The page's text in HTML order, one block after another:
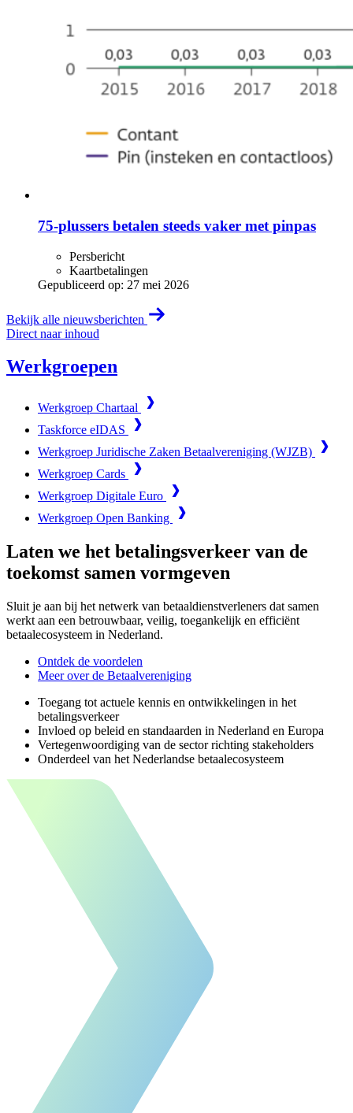
75-plussers betalen steeds vaker met pinpas
Persbericht
Kaartbetalingen
Gepubliceerd op: 27 mei 2026
Bekijk alle nieuwsberichten
Direct naar inhoud
Werkgroepen
Werkgroep Chartaal
Taskforce eIDAS
Werkgroep Juridische Zaken Betaalvereniging (WJZB)
Werkgroep Cards
Werkgroep Digitale Euro
Werkgroep Open Banking
Laten we het betalingsverkeer van de
toekomst samen vormgeven
Sluit je aan bij het netwerk van betaaldienstverleners dat samen
werkt aan een betrouwbaar, veilig, toegankelijk en efficiënt
betaalecosysteem in Nederland.
Ontdek de voordelen
Meer over de Betaalvereniging
Toegang tot actuele kennis en ontwikkelingen in het
betalingsverkeer
Invloed op beleid en standaarden in Nederland en Europa
Vertegenwoordiging van de sector richting stakeholders
Onderdeel van het Nederlandse betaalecosysteem